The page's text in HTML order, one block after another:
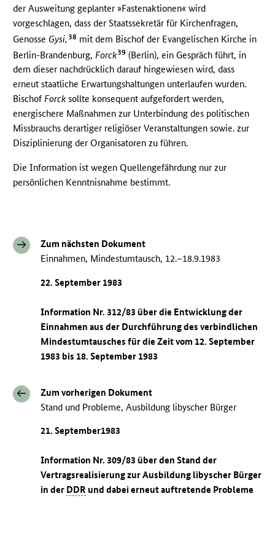
der Ausweitung geplanter »Fastenaktionen« wird
vorgeschlagen, dass der Staatssekretär für Kirchenfragen,
Genosse Gysi, 38 mit dem Bischof der Evangelischen Kirche in
Berlin-Brandenburg, Forck39 (Berlin), ein Gespräch führt, in
dem dieser nachdrücklich darauf hingewiesen wird, dass
erneut staatliche Erwartungshaltungen unterlaufen wurden.
BischofForck sollte konsequent aufgefordert werden,
energischere Maßnahmen zur Unterbindung des politischen
Missbrauchs derartiger religiöser Veranstaltungen sowie. zur
Disziplinierung der Organisatoren zu führen.
Die Information ist wegen Quellengefährdung nur zur
persönlichen Kenntnisnahme bestimmt.
Zum nächsten Dokument
Einnahmen, Mindestumtausch, 12.–18.9.1983
22. September 1983
Information Nr. 312/83 über die Entwicklung der
Einnahmen aus der Durchführung des verbindlichen
Mindestumtausches für die Zeit vom 12. September
1983 bis 18. September 1983
Zum vorherigen Dokument
Stand und Probleme, Ausbildung libyscher Bürger
21. September1983
Information Nr. 309/83 über den Stand der
Vertragsrealisierung zur Ausbildung libyscher Bürger
in der DDR und dabei erneut auftretende Probleme